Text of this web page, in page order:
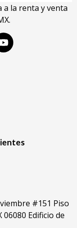
a la renta y venta
#151 Piso
06080 Edificio de